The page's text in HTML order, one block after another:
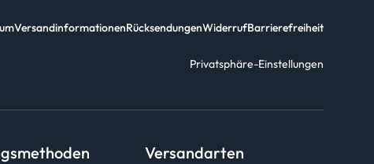
VersandinformationenRücksendungenWiderrufBarrierefreiheit
Privatsphäre-Einstellungen
Versandarten